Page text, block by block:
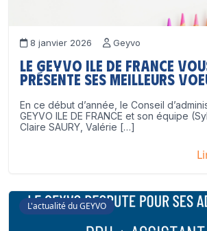
8 janvier 2026 Geyvo
Le GEYVO Ile de France
présente ses meilleurs
En ce début d’année, le Conseil
GEYVO ILE DE FRANCE et son équipe
Claire SAURY, Valérie […]
L'actualité du GEYVO